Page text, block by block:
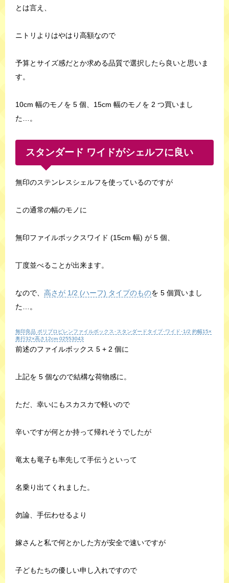
とは言え、
ニトリよりはやはり高額なので
予算とサイズ感だとか求める品質で選択したら良いと思いま
す。
10cm 幅のモノを 5 個、15cm 幅のモノを 2 つ買いまし
た…。
スタンダード ワイドがシェルフに良い
無印のステンレスシェルフを使っているのですが
この通常の幅のモノに
無印ファイルボックスワイド (15cm 幅) が 5 個、
丁度並べることが出来ます。
なので、 高さが 1/2 (ハーフ) タイプのものを 5 個買いまし
た…。
無印良品 ポリプロピレンファイルボックス･スタンダードタイプ･ワイド･1/2 約幅15×
奥行32×高さ12cm 02553043
前述のファイルボックス 5 + 2 個に
上記を 5 個なので結構な荷物感に。
ただ、幸いにもスカスカで軽いので
辛いですが何とか持って帰れそうでしたが
竜太も竜子も率先して手伝うといって
名乗り出てくれました。
勿論、手伝わせるより
嫁さんと私で何とかした方が安全で速いですが
子どもたちの優しい申し入れですので